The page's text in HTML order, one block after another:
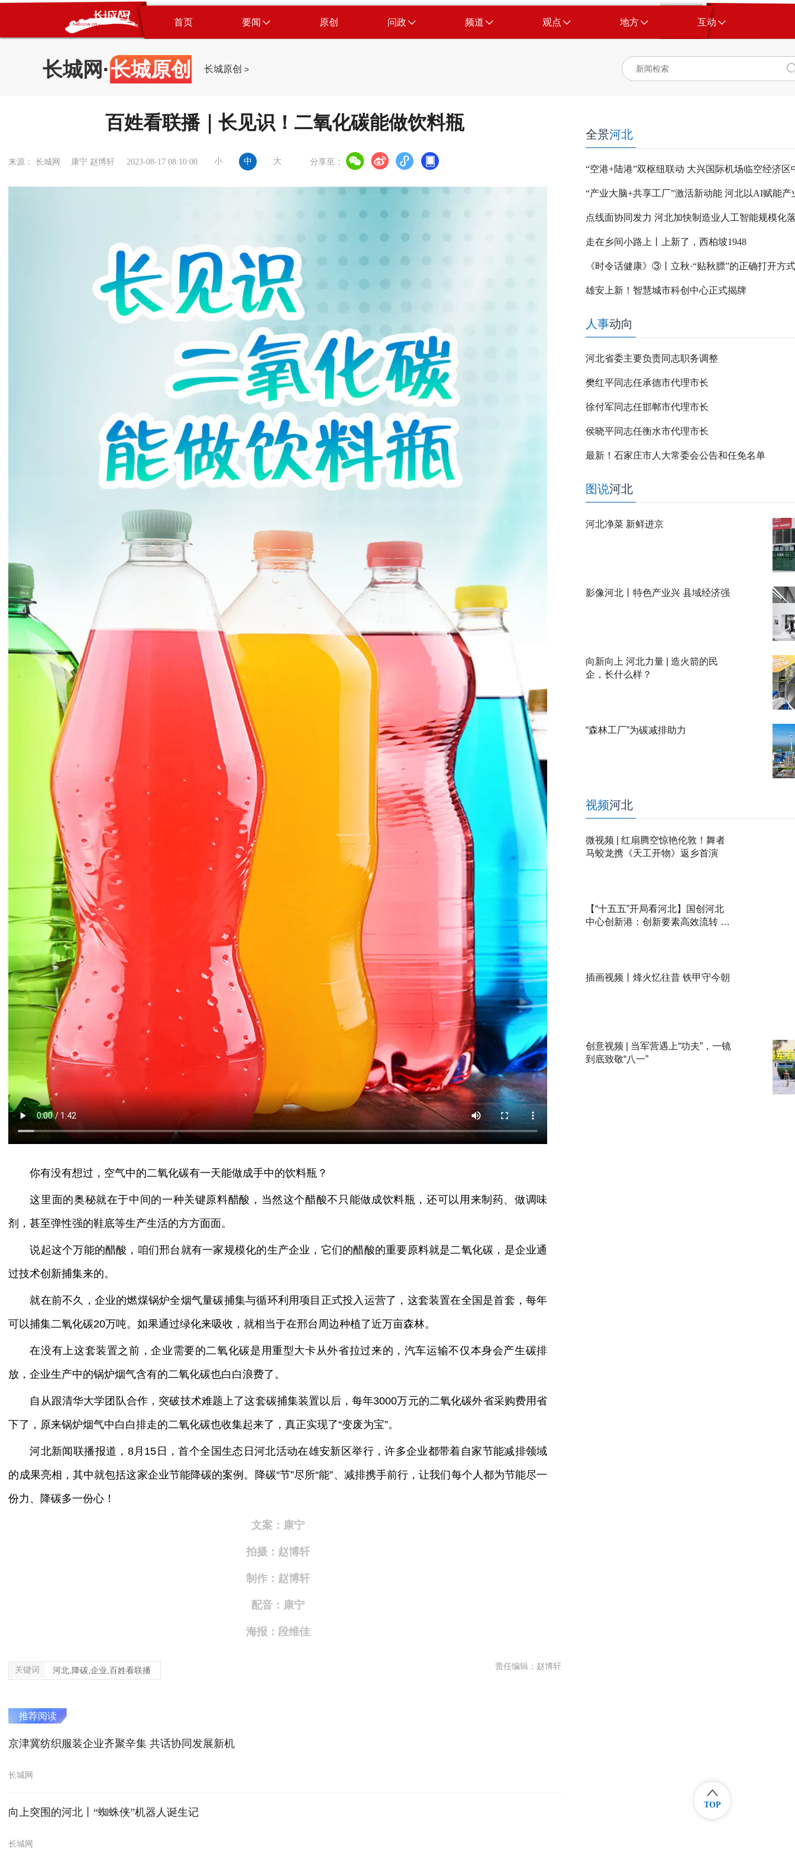
首页 要闻 原创 问政 频道 观点 地方 互动
长城网 ·长城原创 长城原创 >
百姓看联播｜长见识！二氧化碳能做饮料瓶
来源： 长城网 康宁 赵博轩 2023-08-17 08:10:00 小 中 大 分享至：
你有没有想过，空气中的二氧化碳有一天能做成手中的饮料瓶？
这里面的奥秘就在于中间的一种关键原料醋酸，当然这个醋酸不只能做成饮料瓶，还可以用来制药、做调味
剂，甚至弹性强的鞋底等生产生活的方方面面。
说起这个万能的醋酸，咱们邢台就有一家规模化的生产企业，它们的醋酸的重要原料就是二氧化碳，是企业通
过技术创新捕集来的。
就在前不久，企业的燃煤锅炉全烟气量碳捕集与循环利用项目正式投入运营了，这套装置在全国是首套，每年
可以捕集二氧化碳20万吨。如果通过绿化来吸收，就相当于在邢台周边种植了近万亩森林。
在没有上这套装置之前，企业需要的二氧化碳是用重型大卡从外省拉过来的，汽车运输不仅本身会产生碳排
放，企业生产中的锅炉烟气含有的二氧化碳也白白浪费了。
自从跟清华大学团队合作，突破技术难题上了这套碳捕集装置以后，每年3000万元的二氧化碳外省采购费用省
下了，原来锅炉烟气中白白排走的二氧化碳也收集起来了，真正实现了“变废为宝”。
河北新闻联播报道，8月15日，首个全国生态日河北活动在雄安新区举行，许多企业都带着自家节能减排领域
的成果亮相，其中就包括这家企业节能降碳的案例。降碳“节”尽所“能”、减排携手前行，让我们每个人都为节能尽一
份力、降碳多一份心！
文案：康宁
拍摄：赵博轩
制作：赵博轩
配音：康宁
海报：段维佳
关键词 河北,降碳,企业,百姓看联播 责任编辑：赵博轩
推荐阅读
京津冀纺织服装企业齐聚辛集 共话协同发展新机
长城网
向上突围的河北丨“蜘蛛侠”机器人诞生记
长城网
全景河北
点线面协同发力 河北加快制造业人工智能规模化
走在乡间小路上丨上新了，西柏坡1948
《时令话健康》③丨立秋·“贴秋膘”的正确打开方式
雄安上新！智慧城市科创中心正式揭牌
人事动向
河北省委主要负责同志职务调整
樊红平同志任承德市代理市长
徐付军同志任邯郸市代理市长
侯晓平同志任衡水市代理市长
最新！石家庄市人大常委会公告和任免名单
图说河北
河北净菜 新鲜进京
影像河北丨特色产业兴 县域经济强
向新向上 河北力量 | 造火箭的民
企，长什么样？
“森林工厂”为碳减排助力
视频河北
微视频 | 红扇腾空惊艳伦敦！舞者
马蛟龙携《天工开物》返乡首演
【“十五五”开局看河北】国创河北
中心创新港：创新要素高效流转 京
插画视频丨烽火忆往昔 铁甲守今朝
创意视频 | 当军营遇上“功夫”，一镜
到底致敬“八一”
TOP